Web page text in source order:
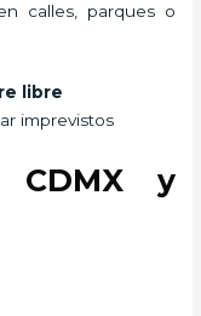
calles, parques o
libre
imprevistos
y